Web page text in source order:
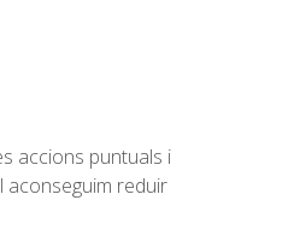
accions puntuals i
aconseguim reduir